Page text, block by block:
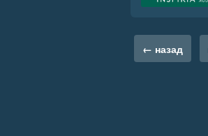
← назад